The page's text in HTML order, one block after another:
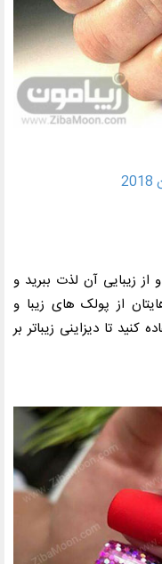
از زیبایی آن لذت ببرید و
از پولک های زیبا و
تا دیزاینی زیباتر بر